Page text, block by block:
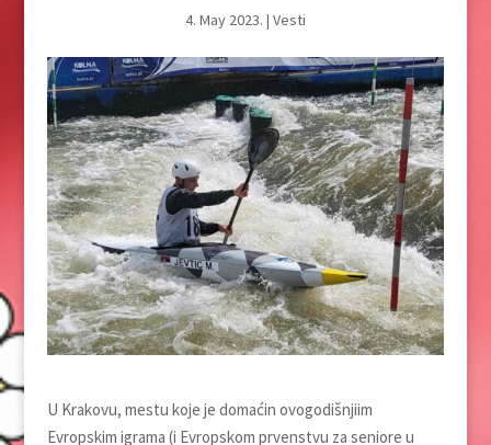
4. May 2023. | Vesti
U Krakovu, mestu koje je domaćin ovogodišnjiim
Evropskim igrama (i Evropskom prvenstvu za seniore u